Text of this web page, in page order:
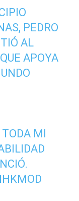
PEDRO
AL
APOYA
MI